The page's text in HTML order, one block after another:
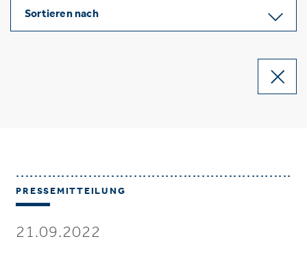
Sortieren nach
PRESSEMITTEILUNG
21.09.2022